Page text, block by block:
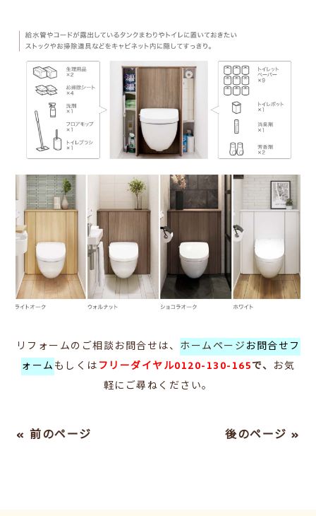
リフォームのご相談お問合せは、 ホームページお問合せフ
ォームもしくはフリーダイヤル0120-130-165で、 お気
軽にご尋ねください。
« 前のページ 後のページ »